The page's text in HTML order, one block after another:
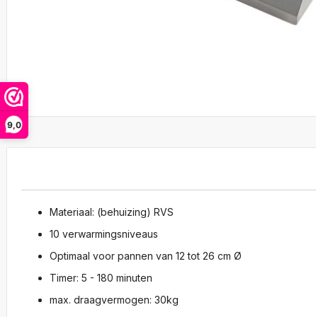
9,0
Ga
naar
het
begin
afbeeldingen-
gallerijMateriaal: (behuizing) RVS
10 verwarmingsniveaus
Optimaal voor pannen van 12 tot 26 cm Ø
Timer: 5 - 180 minuten
max. draagvermogen: 30kg